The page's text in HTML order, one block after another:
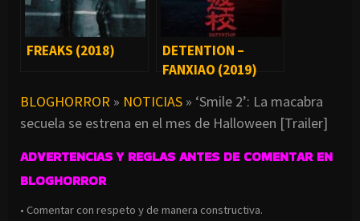
FREAKS (2018)
DETENTION –
FANXIAO (2019)
BLOGHORROR » NOTICIAS » ‘Smile 2’: La macabra
secuela se estrena en el mes de Halloween [Trailer]
ADVERTENCIAS Y REGLAS ANTES DE COMENTAR EN
BLOGHORROR
• Comentar con respeto y de manera constructiva.